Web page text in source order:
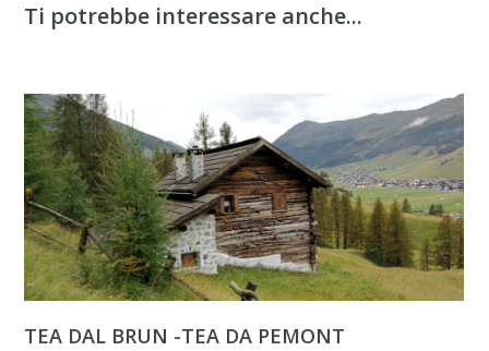
Ti potrebbe interessare anche...
TEA DAL BRUN -TEA DA PEMONT